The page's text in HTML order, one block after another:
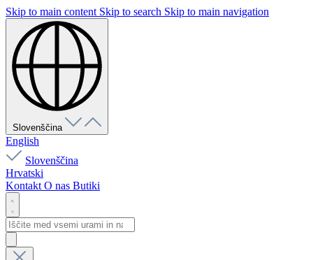
Skip to main content Skip to search Skip to main navigation
Slovenščina
English
Slovenščina
Hrvatski
Kontakt O nas Butiki